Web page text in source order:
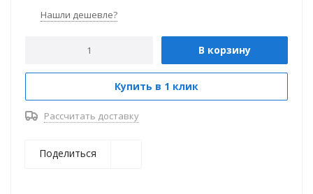
Нашли дешевле?
В корзину
Купить в 1 клик
Рассчитать доставку
Поделиться